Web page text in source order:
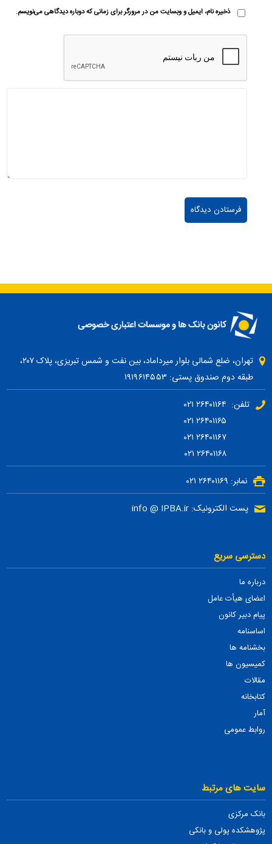
ذخیره نام، ایمیل و وبسایت من در مرورگر برای زمانی که دوباره دیدگاهی می‌نویسم.
تهران، ضلع شمالی بلوار میرداماد، بین نفت و شمس تبریزی، پلاک ۲۰۷،
طبقه دوم صندوق پستی: ۱۹۱۹۶۱۴۵۵۳
تلفن: ۲۶۴۰۱۱۶۴ ۰۲۱
۲۶۴۰۱۱۶۷ ۰۲۱
۲۶۴۰۱۱۶۸ ۰۲۱
نمابر: ۲۶۴۰۱۱۶۹ ۰۲۱
پست الکترونیک: info @ IPBA.ir
دسترسی سریع
درباره ما
اعضای هیأت عامل
پیام دبیر کانون
اساسنامه
بخشنامه ها
کمیسیون ها
مقالات
کتابخانه
آمار
روابط عمومی
سایت های مرتبط
بانک مرکزی
پژوهشکده پولی و بانکی